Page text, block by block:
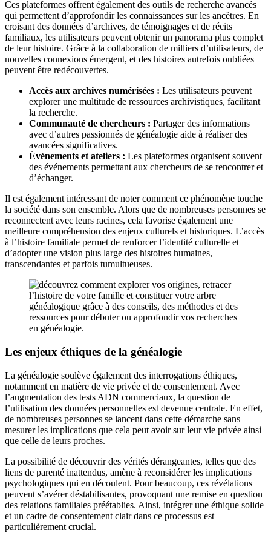
Ces plateformes offrent également des outils de recherche avancés
qui permettent d’approfondir les connaissances sur les ancêtres. En
croisant des données d’archives, de témoignages et de récits
familiaux, les utilisateurs peuvent obtenir un panorama plus complet
de leur histoire. Grâce à la collaboration de milliers d’utilisateurs, de
nouvelles connexions émergent, et des histoires autrefois oubliées
peuvent être redécouvertes.
Accès aux archives numérisées : Les utilisateurs peuvent
explorer une multitude de ressources archivistiques, facilitant
la recherche.
Communauté de chercheurs : Partager des informations
avec d’autres passionnés de généalogie aide à réaliser des
avancées significatives.
Événements et ateliers : Les plateformes organisent souvent
des événements permettant aux chercheurs de se rencontrer et
d’échanger.
Il est également intéressant de noter comment ce phénomène touche
la société dans son ensemble. Alors que de nombreuses personnes se
reconnectent avec leurs racines, cela favorise également une
meilleure compréhension des enjeux culturels et historiques. L’accès
à l’histoire familiale permet de renforcer l’identité culturelle et
d’adopter une vision plus large des histoires humaines,
transcendantes et parfois tumultueuses.
Les enjeux éthiques de la généalogie
La généalogie soulève également des interrogations éthiques,
notamment en matière de vie privée et de consentement. Avec
l’augmentation des tests ADN commerciaux, la question de
l’utilisation des données personnelles est devenue centrale. En effet,
de nombreuses personnes se lancent dans cette démarche sans
mesurer les implications que cela peut avoir sur leur vie privée ainsi
que celle de leurs proches.
La possibilité de découvrir des vérités dérangeantes, telles que des
liens de parenté inattendus, amène à reconsidérer les implications
psychologiques qui en découlent. Pour beaucoup, ces révélations
peuvent s’avérer déstabilisantes, provoquant une remise en question
des relations familiales préétablies. Ainsi, intégrer une éthique solide
et un cadre de consentement clair dans ce processus est
particulièrement crucial.